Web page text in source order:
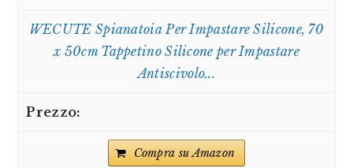
WECUTE Spianatoia Per Impastare Silicone, 70
x 50cm Tappetino Silicone per Impastare
Antiscivolo...
Compra su Amazon